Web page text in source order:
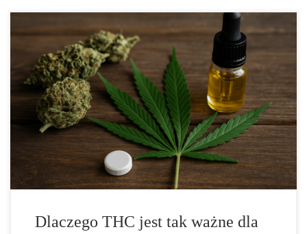
THC – czym jest tetrahydrokannabinol i dlaczego stał się tak
ważny dla medycyny? THC, czyli delta-9-tetrahydrokannabinol, to
naturalny związek chemiczny pochodzący z konopi, który odgrywa
kluczową rolę w ich działaniu biologicznym. To właśnie on
odpowiada za psychoaktywne właściwości marihuany, ale
równocześnie jest cennym składnikiem wykorzystywanym w
terapii wielu schorzeń. W […]
Dlaczego THC jest tak ważne dla